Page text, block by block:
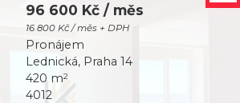
96 600 Kč / měs
16 800 Kč / měs + DPH
Pronájem
Lednická, Praha 14
420 m2
4012